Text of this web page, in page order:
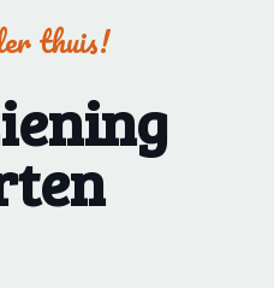
thuis!